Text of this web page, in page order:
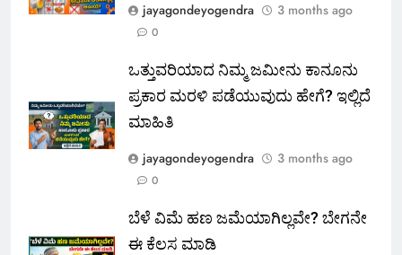
jayagondeyogendra
3 months ago
0
ಒತ್ತುವರಿಯಾದ ನಿಮ್ಮ ಜಮೀನು ಕಾನೂನು
ಪ್ರಕಾರ ಮರಳಿ ಪಡೆಯುವುದು ಹೇಗೆ? ಇಲ್ಲಿದೆ
ಮಾಹಿತಿ
jayagondeyogendra
3 months ago
0
ಬೆಳೆ ವಿಮೆ ಹಣ ಜಮೆಯಾಗಿಲ್ಲವೇ? ಬೇಗನೇ
ಈ ಕೆಲಸ ಮಾಡಿ